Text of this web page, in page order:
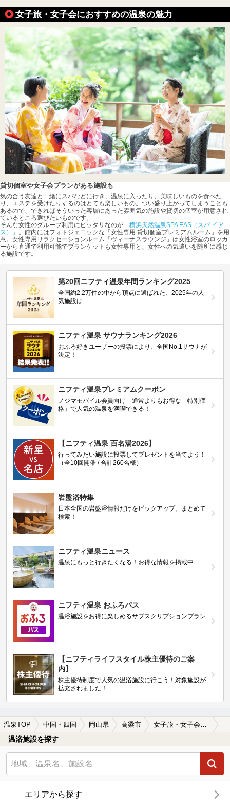
女子旅・女子会におすすめの温泉の魅力
貸切個室や女子会プランがある施設も
気の合う友達と一緒にスパなどに行き、温泉に入ったり、美味しいものを食べた
り、エステを受けたりするのはとても楽しいもの。つい盛り上がってしまうことも
あるので、できればそういった客層にあった雰囲気の施設や貸切の個室が用意され
ているところ選びたいものです。
そんな女性のグループ利用にピッタリなのが 「横浜天然温泉SPA EAS（スパ イア
ス）」 。館内にはフォトジェニックな「女性専用 貸切個室プレミアムルーム」を用
意。女性専用リラクセーションルーム「ヴィーナスラウンジ」は女性浴室のロッカ
ーから直通で利用可能でブランケットも女性専用と、女性への気遣いを随所に感じ
る施設です。
第20回ニフティ温泉年間ランキング2025
全国約2.2万件の中から頂点に選ばれた、2025年の人
気施設は…
ニフティ温泉 サウナランキング2026
おふろ好きユーザーの投票により、全国No.1サウナが
決定！
ニフティ温泉プレミアムクーポン
ノジマモバイル会員向け 通常よりもお得な「特別価
格」で人気の温泉を満喫できる！
【ニフティ温泉 百名湯2026】
行ってみたい施設に投票してプレゼントを当てよう！
（全10回開催 / 合計260名様）
岩盤浴特集
日本全国の岩盤浴情報だけをピックアップ。まとめて
検索！
ニフティ温泉ニュース
温泉にもっと行きたくなる！お得な情報を掲載中
ニフティ温泉 おふろパス
温浴施設をお得に楽しめるサブスクリプションプラン
【ニフティライフスタイル株主優待のご案
内】
株主優待制度で人気の温浴施設に行こう！対象施設が
拡充されました！
温泉TOP 中国・四国 岡山県 高梁市 女子旅・女子会におすすめの高梁市の温泉、日帰り温泉、スーパー銭湯おすすめ
温浴施設を探す
エリアから探す